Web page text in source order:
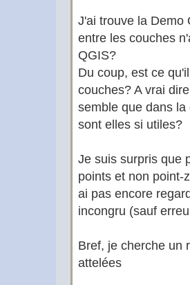
J'ai trouve la Demo
entre les couches
QGIS?
Du coup, est ce
couches? A vrai
semble que dans
sont elles si utiles?
Je suis surpris que
points et non point-
ai pas encore
incongru (sauf
Bref, je cherche un
attelées